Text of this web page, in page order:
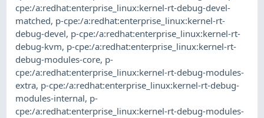
cpe:/a:redhat:enterprise_linux:kernel-rt-debug-devel-
matched, p-cpe:/a:redhat:enterprise_linux:kernel-rt-
debug-devel, p-cpe:/a:redhat:enterprise_linux:kernel-rt-
debug-kvm, p-cpe:/a:redhat:enterprise_linux:kernel-rt-
debug-modules-core, p-
cpe:/a:redhat:enterprise_linux:kernel-rt-debug-modules-
extra, p-cpe:/a:redhat:enterprise_linux:kernel-rt-debug-
modules-internal, p-
cpe:/a:redhat:enterprise_linux:kernel-rt-debug-modules-